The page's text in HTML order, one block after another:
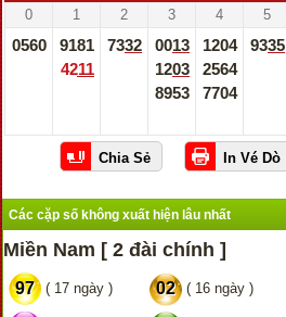
0 1 2 3 4 5
0560
9181
4211
7332
0013
1203
8953
1204
2564
7704
9335
Các cặp số không xuất hiện lâu nhất
Miền Nam [ 2 đài chính ]
97 ( 17 ngày ) 02 ( 16 ngày )